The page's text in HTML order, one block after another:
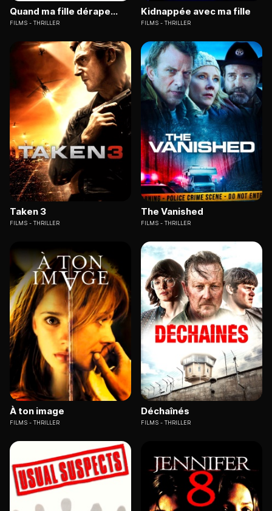
Quand ma fille dérape...
FILMS THRILLER
Kidnappée avec ma fille
FILMS THRILLER
Taken 3
FILMS THRILLER
The Vanished
FILMS THRILLER
À ton image
FILMS THRILLER
Déchaînés
FILMS THRILLER